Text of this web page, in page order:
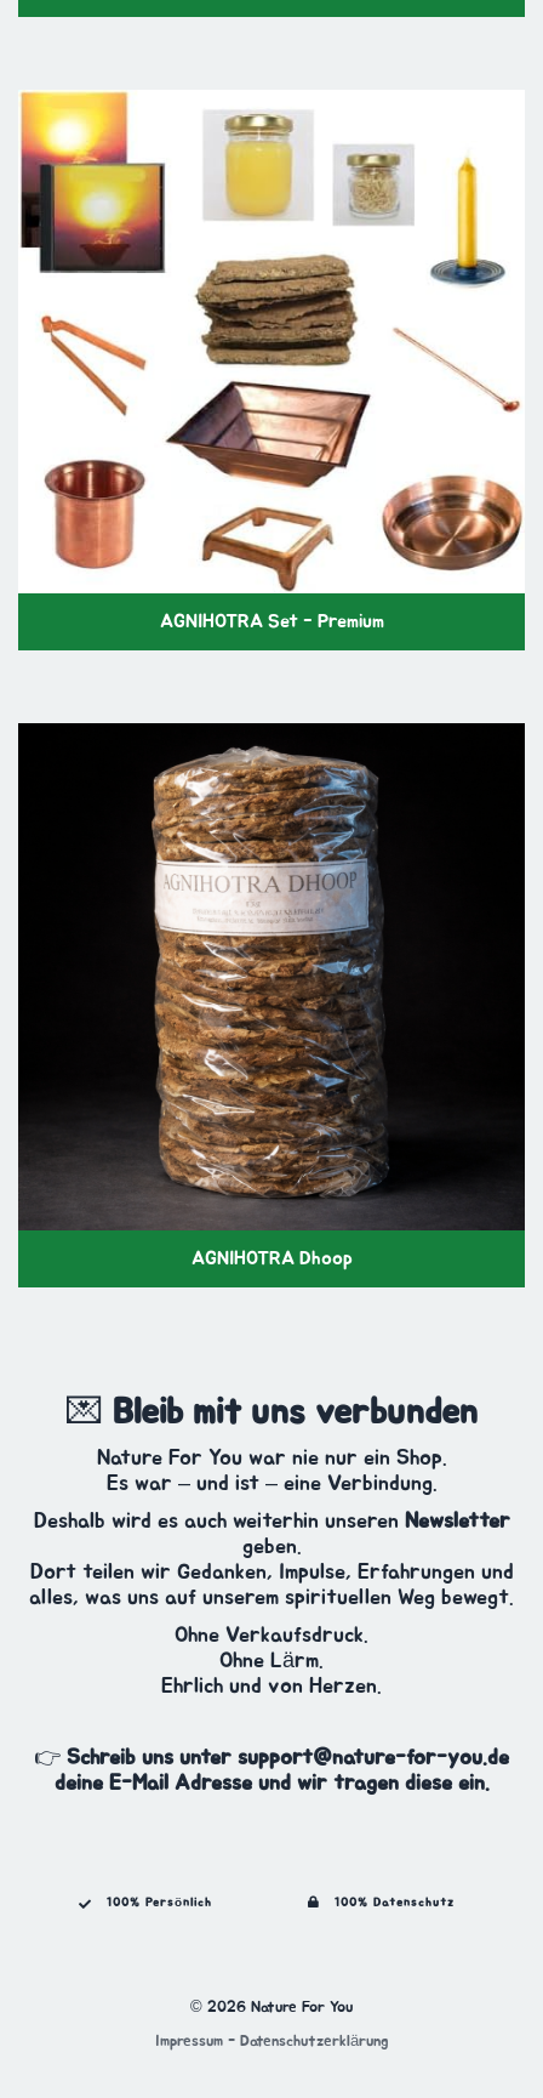
AGNIHOTRA Set - Premium
AGNIHOTRA Dhoop
💌 Bleib mit uns verbunden
Nature For You war nie nur ein Shop.
Es war – und ist – eine Verbindung.
Deshalb wird es auch weiterhin unseren Newsletter
geben.
Dort teilen wir Gedanken, Impulse, Erfahrungen und
alles, was uns auf unserem spirituellen Weg bewegt.
Ohne Verkaufsdruck.
Ohne Lärm.
Ehrlich und von Herzen.
👉 Schreib uns unter support@nature-for-you.de
deine E-Mail Adresse und wir tragen diese ein.
100% Persönlich 100% Datenschutz
© 2026 Nature For You
Impressum - Datenschutzerklärung